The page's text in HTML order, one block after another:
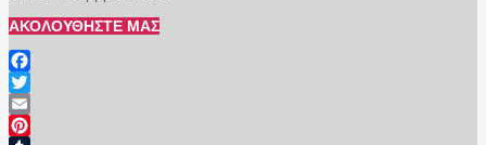
ΑΚΟΛΟΥΘΉΣΤΕ ΜΑΣ
Facebook
Twitter
Email